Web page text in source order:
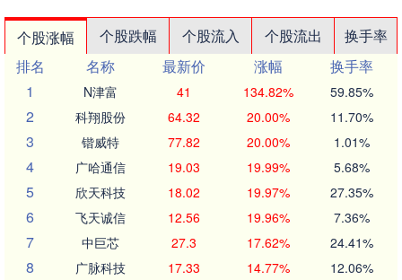
个股涨幅 个股跌幅 个股流入 个股流出
换手率
排名
名称 最新价 涨幅
换手率
1
N津富 41 134.82% 59.85%
2 科翔股份 64.32 20.00% 11.70%
3 锴威特 77.82 20.00% 1.01%
4 广哈通信 19.03 19.99% 5.68%
5 欣天科技 18.02 19.97% 27.35%
6 飞天诚信 12.56 19.96% 7.36%
7 中巨芯 27.3 17.62% 24.41%
8 广脉科技 17.33 14.77% 12.06%